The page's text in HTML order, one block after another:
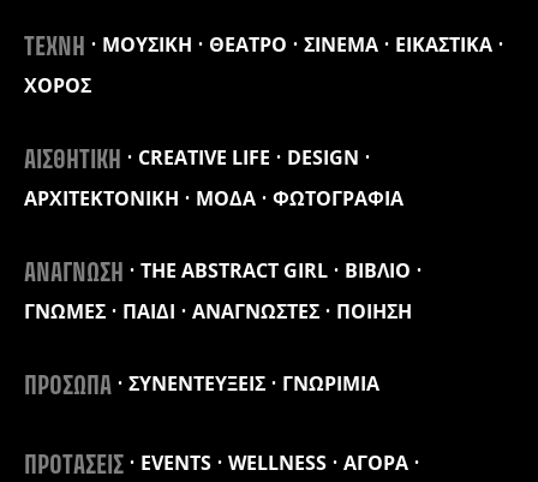
ΤΕΧΝΗ ΜΟΥΣΙΚΗ ΘΕΑΤΡΟ ΣΙΝΕΜΑ
ΕΙΚΑΣΤΙΚΑ
ΧΟΡΟΣ
ΑΙΣΘΗΤΙΚΗ CREATIVE LIFE
DESIGN
ΑΡΧΙΤΕΚΤΟΝΙΚΗ
ΜΟΔΑ ΦΩΤΟΓΡΑΦΙΑ
ΑΝΑΓΝΩΣΗ THE ABSTRACT GIRL
ΒΙΒΛΙΟ
ΓΝΩΜΕΣ
ΠΑΙΔΙ ΑΝΑΓΝΩΣΤΕΣ ΠΟΙΗΣΗ
ΠΡΟΣΩΠΑ ΣΥΝΕΝΤΕΥΞΕΙΣ ΓΝΩΡΙΜΙΑ
ΠΡΟΤΑΣΕΙΣ EVENTS WELLNESS
ΑΓΟΡΑ